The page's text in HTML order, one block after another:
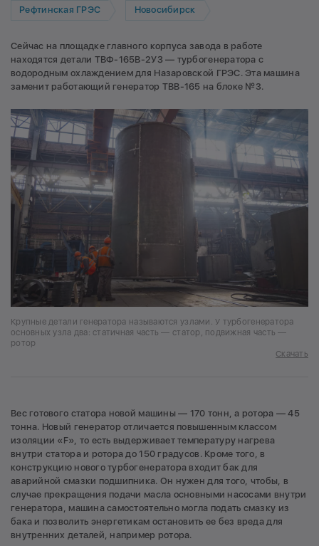
Рефтинская ГРЭС Новосибирск
Сейчас на площадке главного корпуса завода в работе
находятся детали ТВФ-165В-2УЗ — турбогенератора с
водородным охлаждением для Назаровской ГРЭС. Эта машина
заменит работающий генератор ТВВ-165 на блоке №3.
Крупные детали генератора называются узлами. У турбогенератора
основных узла два: статичная часть — статор, подвижная часть —
ротор
Скачать
Вес готового статора новой машины — 170 тонн, а ротора — 45
тонна. Новый генератор отличается повышенным классом
изоляции «F», то есть выдерживает температуру нагрева
внутри статора и ротора до 150 градусов. Кроме того, в
конструкцию нового турбогенератора входит бак для
аварийной смазки подшипника. Он нужен для того, чтобы, в
случае прекращения подачи масла основными насосами внутри
генератора, машина самостоятельно могла подать смазку из
бака и позволить энергетикам остановить ее без вреда для
внутренних деталей, например ротора.